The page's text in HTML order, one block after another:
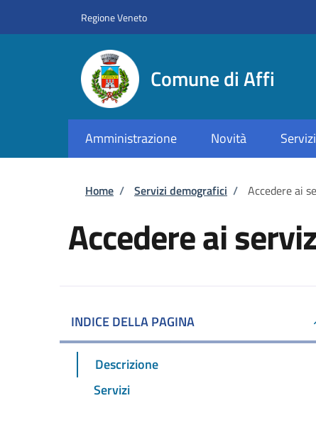
Regione Veneto
Comune di Affi
Amministrazione Novità Servizi
Briciole di pane
Home / Servizi demografici / Accedere ai
Accedere ai
INDICE DELLA PAGINA
Descrizione
Servizi